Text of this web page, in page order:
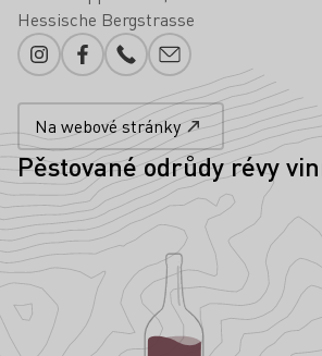
Hessische Bergstrasse
InstagramFacebookTelefonní číslo
Přidání e-mailu
Na webové stránky
Pěstované odrůdy révy